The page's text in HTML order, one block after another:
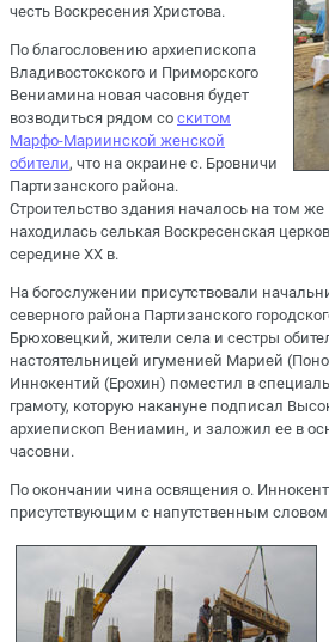
честь Воскресения Христова.
По благословению архиепископа
Владивостокского и Приморского
Вениамина новая часовня будет
возводиться рядом со скитом
Марфо-Мариинской женской
обители, что на окраине с. Бровничи
Партизанского района.
Строительство здания началось на том же
находилась селькая Воскресенская
середине XX в.
На богослужении присутствовали
северного района Партизанского
Брюховецкий, жители села и сестры
настоятельницей игуменией Марией
Иннокентий (Ерохин) поместил в
грамоту, которую накануне подписал
архиепископ Вениамин, и заложил ее в
часовни.
По окончании чина освящения о.
присутствующим с напутственным